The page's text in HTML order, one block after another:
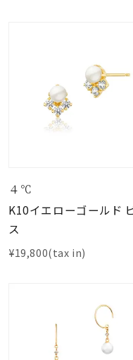
ファッションテイス
着用シーン
コレクション
４℃
K10イエローゴールド
ス
¥19,800(tax in)